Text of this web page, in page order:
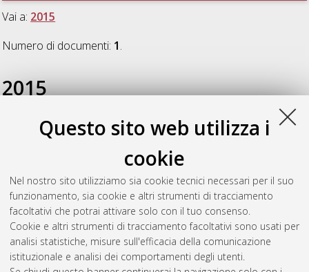
Questo sito web utilizza i
cookie
Nel nostro sito utilizziamo sia cookie tecnici necessari per il suo
funzionamento, sia cookie e altri strumenti di tracciamento
facoltativi che potrai attivare solo con il tuo consenso.
Cookie e altri strumenti di tracciamento facoltativi sono usati per
analisi statistiche, misure sull'efficacia della comunicazione
istituzionale e analisi dei comportamenti degli utenti.
Vai a: 2015
Numero di documenti: 1.
2015
Bonaretti, Edoardo(2015)Optimization of purification
procedures in organic semiconductor synthesis for improving
the performances of organic field-effect transistors
[Dissertation thesis], Alma Mater Studiorum Università di
Bologna. Dottorato di ricerca inChimica, 27 Ciclo. DOI
10.6092/unibo/amsdottorato/6841.
Questa lista e' stata generata il Thu Aug 6 20:45:49 2026